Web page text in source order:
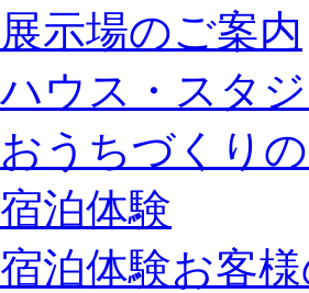
展示場のご案内
ハウス・スタ
おうちづくり
宿泊体験
宿泊体験お客